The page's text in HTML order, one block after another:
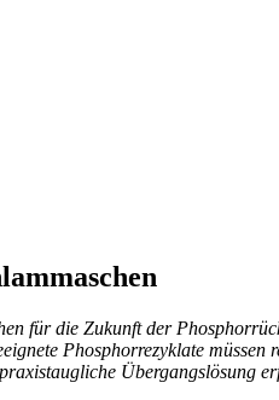
für die Zukunft der
Phosphorrezyklate
Übergangslösung